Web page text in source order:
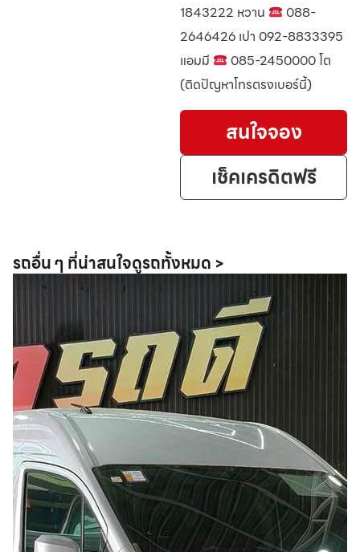
1843222 หวาน
088-
2646426 เปา 092-8833395
แอมมี
085-2450000 โต
(ติดปัญหาโทรตรงเบอร์นี้)
สนใจจอง
เช็คเครดิตฟรี
รถอื่น ๆ ที่น่าสนใจดูรถทั้งหมด >